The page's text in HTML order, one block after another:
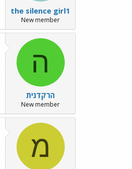
the silence girl1
New member
ה
הרקדנית
New member
מ